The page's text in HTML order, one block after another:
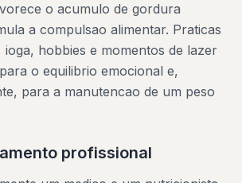
o acumulo de gordura
a compulsao alimentar. Praticas
ioga, hobbies e momentos de lazer
o equilibrio emocional e,
para a manutencao de um peso
profissional